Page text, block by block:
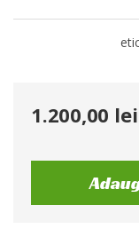
1.200,00 lei